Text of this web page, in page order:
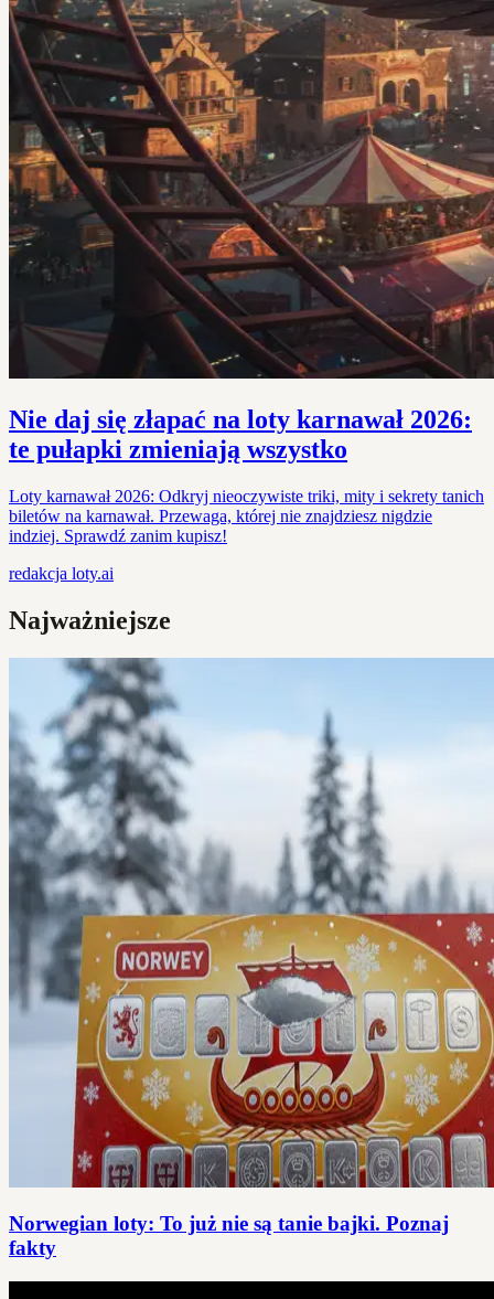
Nie daj się złapać na loty karnawał 2026:
te pułapki zmieniają wszystko
Loty karnawał 2026: Odkryj nieoczywiste triki, mity i sekrety tanich
biletów na karnawał. Przewaga, której nie znajdziesz nigdzie
indziej. Sprawdź zanim kupisz!
redakcja loty.ai
Najważniejsze
Norwegian loty: To już nie są tanie bajki. Poznaj
fakty